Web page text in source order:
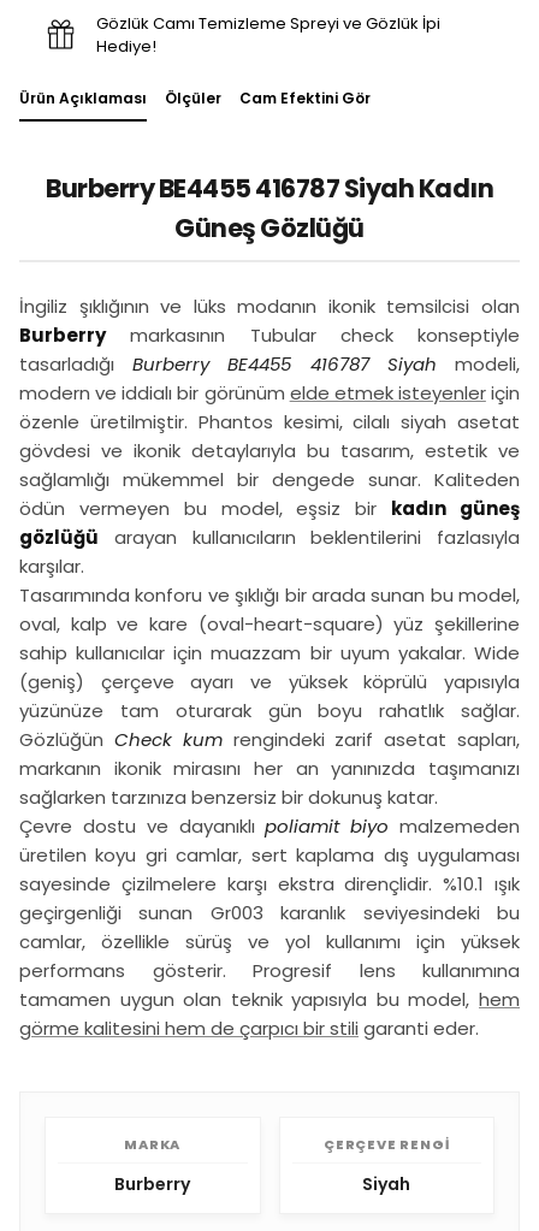
Gözlük Camı Temizleme Spreyi ve Gözlük İpi
Hediye!
Ürün Açıklaması Ölçüler Cam Efektini Gör
Burberry BE4455 416787 Siyah Kadın
Güneş Gözlüğü
İngiliz şıklığının ve lüks modanın ikonik temsilcisi olan
Burberry
markasının Tubular check konseptiyle
tasarladığıBurberry BE4455 416787 Siyah modeli,
modern ve iddialı bir görünüm elde etmek isteyenleriçin
özenle üretilmiştir. Phantos kesimi, cilalı siyah asetat
gövdesi ve ikonik detaylarıyla bu tasarım, estetik ve
sağlamlığı mükemmel bir dengede sunar. Kaliteden
ödün vermeyen bu model, eşsiz bir kadın güneş
gözlüğü
arayan kullanıcıların beklentilerini fazlasıyla
karşılar.
Tasarımında konforu ve şıklığı bir arada sunan bu model,
oval, kalp ve kare (oval-heart-square) yüz şekillerine
sahip kullanıcılar için muazzam bir uyum yakalar. Wide
(geniş) çerçeve ayarı ve yüksek köprülü yapısıyla
yüzünüze tam oturarak gün boyu rahatlık sağlar.
Gözlüğün Check kumrengindeki zarif asetat sapları,
markanın ikonik mirasını her an yanınızda taşımanızı
sağlarken tarzınıza benzersiz bir dokunuş katar.
Çevre dostu ve dayanıklıpoliamit biyo malzemeden
üretilen koyu gri camlar, sert kaplama dış uygulaması
sayesinde çizilmelere karşı ekstra dirençlidir. %10.1 ışık
geçirgenliği sunan Gr003 karanlık seviyesindeki bu
camlar, özellikle sürüş ve yol kullanımı için yüksek
performans gösterir. Progresif lens kullanımına
tamamen uygun olan teknik yapısıyla bu model, hem
görme kalitesini hem de çarpıcı bir stili garanti eder.
MARKA
Burberry
ÇERÇEVE RENGI
Siyah